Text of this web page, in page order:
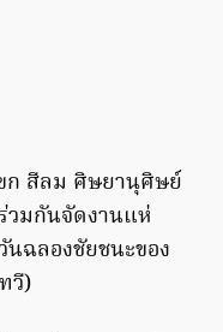
ก สีลม ศิษยานุศิษย์
มกันจัดงานแห่
นฉลองชัยชนะของ
วี)